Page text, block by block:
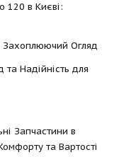
120 в Києві:
Захоплюючий Огляд
та Надійність для
Запчастини в
та Вартості